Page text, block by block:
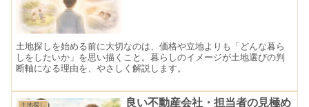
土地探しを始める前に大切なのは、価格や立地よりも「どんな暮ら
しをしたいか」を思い描くこと。暮らしのイメージが土地選びの判
断軸になる理由を、やさしく解説します。
土地探し
良い不動産会社・担当者の見極め